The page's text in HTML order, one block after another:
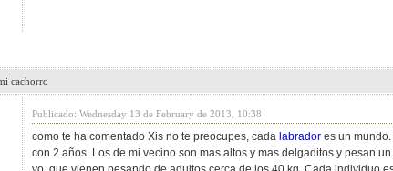
cachorro
Publicado: Wednesday 13 de February de 2013, 10:38
como te ha comentado Xis no te preocupes, cada labrador es un
con 2 años. Los de mi vecino son mas altos y mas delgaditos y pesan